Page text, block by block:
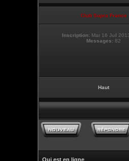
Club Supra France
Inscription: Mar 16 Juil
Messages: 82
Haut
Qui est en ligne